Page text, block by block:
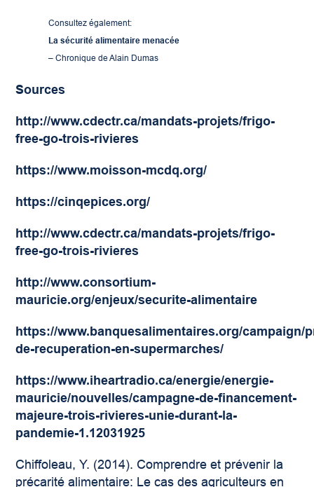
Consultez également:
La sécurité alimentaire menacée
– Chronique de Alain Dumas
Sources
http://www.cdectr.ca/mandats-projets/frigo-
free-go-trois-rivieres
https://www.moisson-mcdq.org/
https://cinqepices.org/
http://www.cdectr.ca/mandats-projets/frigo-
free-go-trois-rivieres
http://www.consortium-
mauricie.org/enjeux/securite-alimentaire
https://www.banquesalimentaires.org/campaign/
de-recuperation-en-supermarches/
https://www.iheartradio.ca/energie/energie-
mauricie/nouvelles/campagne-de-financement-
majeure-trois-rivieres-unie-durant-la-
pandemie-1.12031925
Chiffoleau, Y. (2014). Comprendre et prévenir la
précarité alimentaire: Le cas des agriculteurs en